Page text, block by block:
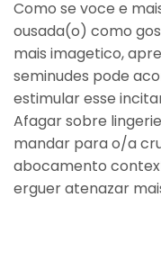
Como se voce e
ousada(o) como
mais imagetico,
seminudes pode
estimular esse
Afagar sobre
mandar para o/a
abocamento
erguer atenazar